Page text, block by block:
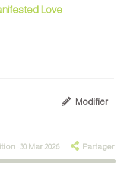
Love
Modifier
: 30 Mar 2026 Partager